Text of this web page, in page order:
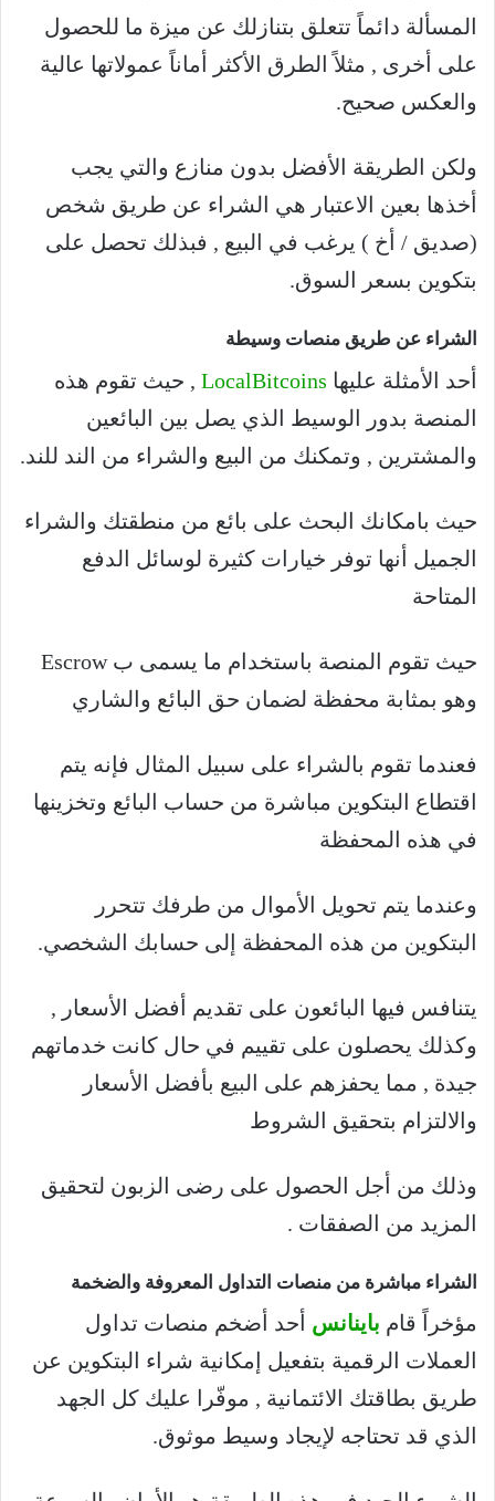
المسألة دائماً تتعلق بتنازلك عن ميزة ما للحصول
على أخرى , مثلاً الطرق الأكثر أماناً عمولاتها عالية
والعكس صحيح.
ولكن الطريقة الأفضل بدون منازع والتي يجب
أخذها بعين الاعتبار هي الشراء عن طريق شخص
(صديق / أخ ) يرغب في البيع , فبذلك تحصل على
بتكوين بسعر السوق.
الشراء عن طريق منصات وسيطة
أحد الأمثلة عليها LocalBitcoins , حيث تقوم هذه
المنصة بدور الوسيط الذي يصل بين البائعين
والمشترين , وتمكنك من البيع والشراء من الند للند.
حيث بامكانك البحث على بائع من منطقتك والشراء
الجميل أنها توفر خيارات كثيرة لوسائل الدفع
المتاحة
حيث تقوم المنصة باستخدام ما يسمى ب Escrow
وهو بمثابة محفظة لضمان حق البائع والشاري
فعندما تقوم بالشراء على سبيل المثال فإنه يتم
اقتطاع البتكوين مباشرة من حساب البائع وتخزينها
في هذه المحفظة
وعندما يتم تحويل الأموال من طرفك تتحرر
البتكوين من هذه المحفظة إلى حسابك الشخصي.
يتنافس فيها البائعون على تقديم أفضل الأسعار ,
وكذلك يحصلون على تقييم في حال كانت خدماتهم
جيدة , مما يحفزهم على البيع بأفضل الأسعار
والالتزام بتحقيق الشروط
وذلك من أجل الحصول على رضى الزبون لتحقيق
المزيد من الصفقات .
الشراء مباشرة من منصات التداول المعروفة والضخمة
مؤخراً قام باينانس أحد أضخم منصات تداول
العملات الرقمية بتفعيل إمكانية شراء البتكوين عن
طريق بطاقتك الائتمانية , موفّرا عليك كل الجهد
الذي قد تحتاجه لإيجاد وسيط موثوق.